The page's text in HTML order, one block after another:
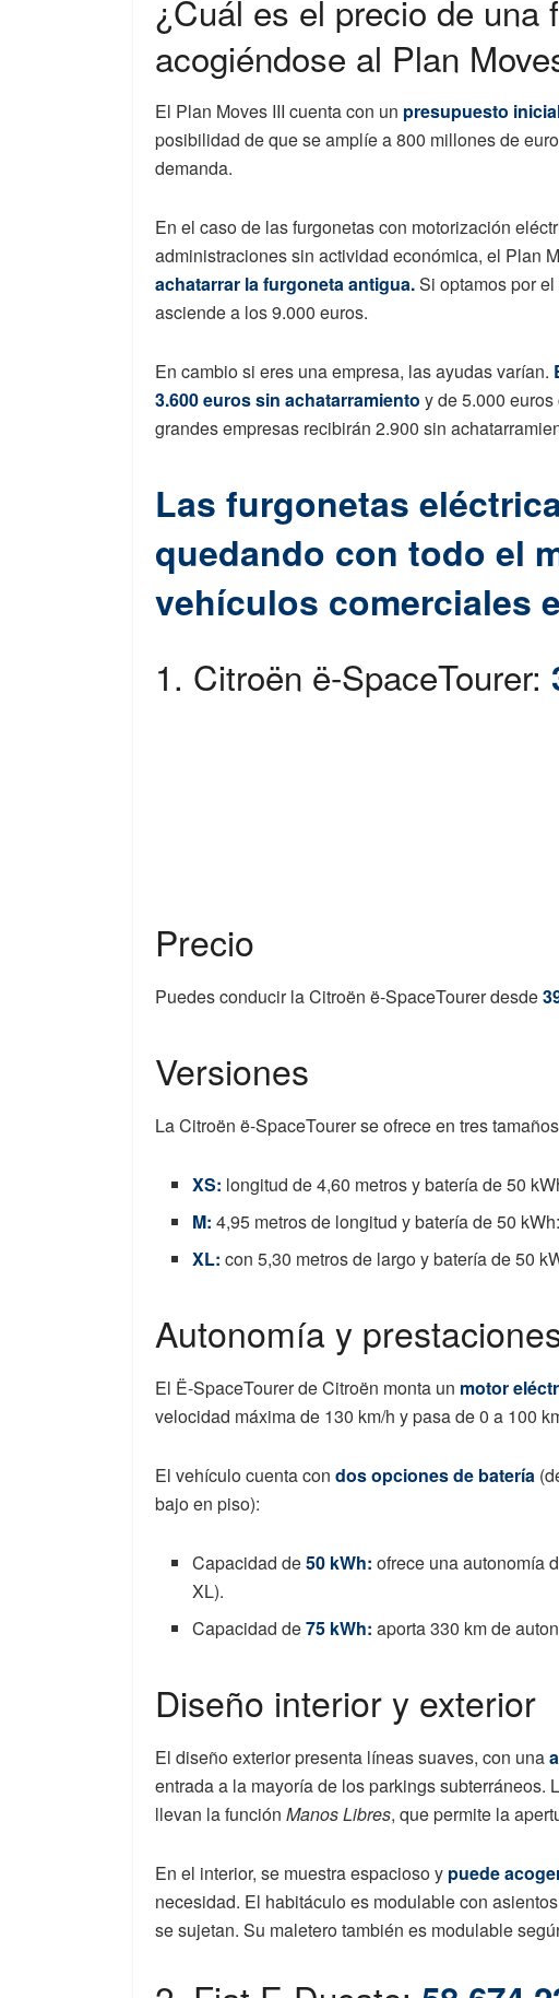
¿Cuál es el precio de una
acogiéndose al Plan
El Plan Moves III cuenta con un presupuesto
posibilidad de que se amplíe a 800 millones de
demanda.
En el caso de las furgonetas con motorización
administraciones sin actividad económica, el Plan
achatarrar la furgoneta antigua.Si optamos por
asciende a los 9.000 euros.
En cambio si eres una empresa, las ayudas varían.
3.600 euros sin achatarramiento y de 5.000
grandes empresas recibirán 2.900 sin
Las furgonetas
quedando con todo el
vehículos comerciales
1. Citroën ë-SpaceTourer:
Precio
Puedes conducir la Citroën ë-SpaceTourer desde
Versiones
La Citroën ë-SpaceTourer se ofrece en tres
XS: longitud de 4,60 metros y batería de 50
M: 4,95 metros de longitud y batería de 50
XL: con 5,30 metros de largo y batería de 50
Autonomía y
El Ë-SpaceTourer de Citroën monta un motor
velocidad máxima de 130 km/h y pasa de 0 a 100
El vehículo cuenta con dos opciones de batería
bajo en piso):
Capacidad de50 kWh: ofrece una autonomía
XL).
Capacidad de75 kWh: aporta 330 km de
Diseño interior y exterior
El diseño exterior presenta líneas suaves, con una
entrada a la mayoría de los parkings subterráneos.
llevan la función Manos Libres, que permite la
En el interior, se muestra espacioso y puede
necesidad. El habitáculo es modulable con
se sujetan. Su maletero también es modulable